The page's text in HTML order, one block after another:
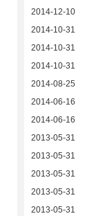
2014-12-10
2014-10-31
2014-10-31
2014-10-31
2014-08-25
2014-06-16
2014-06-16
2013-05-31
2013-05-31
2013-05-31
2013-05-31
2013-05-31